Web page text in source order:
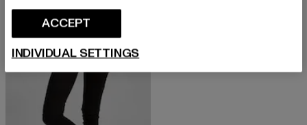
ACCEPT
INDIVIDUAL SETTINGS